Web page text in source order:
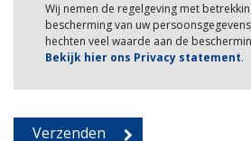
Wij nemen de regelgeving met
bescherming van uw
hechten veel waarde aan de
Bekijk hier ons Privacy statement.